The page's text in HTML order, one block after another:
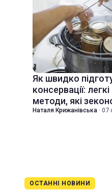
Як швидко
консервації:
методи, які
Наталя Крижанівська · 07
ОСТАННІ НОВИНИ